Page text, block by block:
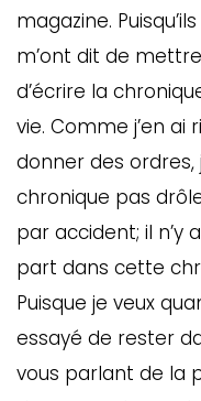
magazine.
m’ont dit de
d’écrire la
vie. Comme j’en
donner des ordres,
chronique pas
par accident; il
part dans cette
Puisque je veux
essayé de rester
vous parlant de la